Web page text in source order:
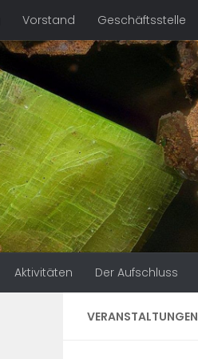
Vorstand Geschäftsstelle
Aktivitäten Der Aufschluss
VERANSTALTUNGEN